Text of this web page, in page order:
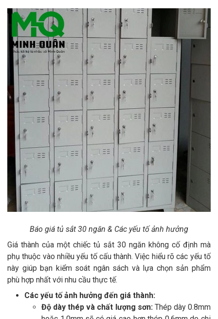
Báo giá tủ sắt 30 ngăn & Các yếu tố ảnh hưởng
Giá thành của một chiếc tủ sắt 30 ngăn không cố định mà
phụ thuộc vào nhiều yếu tố cấu thành. Việc hiểu rõ các yếu tố
này giúp bạn kiểm soát ngân sách và lựa chọn sản phẩm
phù hợp nhất với nhu cầu thực tế.
Các yếu tố ảnh hưởng đến giá thành:
Độ dày thép và chất lượng sơn: Thép dày 0.8mm